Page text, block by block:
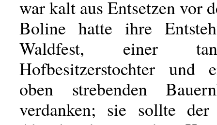
war kalt aus Entsetzen vor
Boline hatte ihre
Waldfest, einer
Hofbesitzerstochter und
oben strebenden
verdanken; sie sollte der